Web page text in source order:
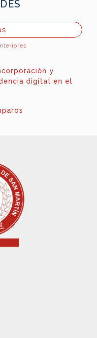
y
digital en el